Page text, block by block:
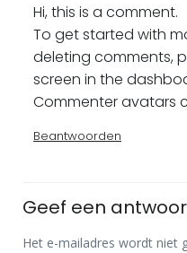
Hi, this is a comment.
To get started with
deleting comments,
screen in the
Commenter avatars
Beantwoorden
Geef een
Het e-mailadres wordt niet